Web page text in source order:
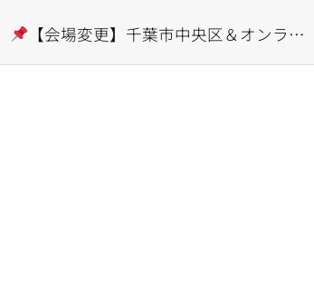
【会場変更】千葉市中央区＆オンライン